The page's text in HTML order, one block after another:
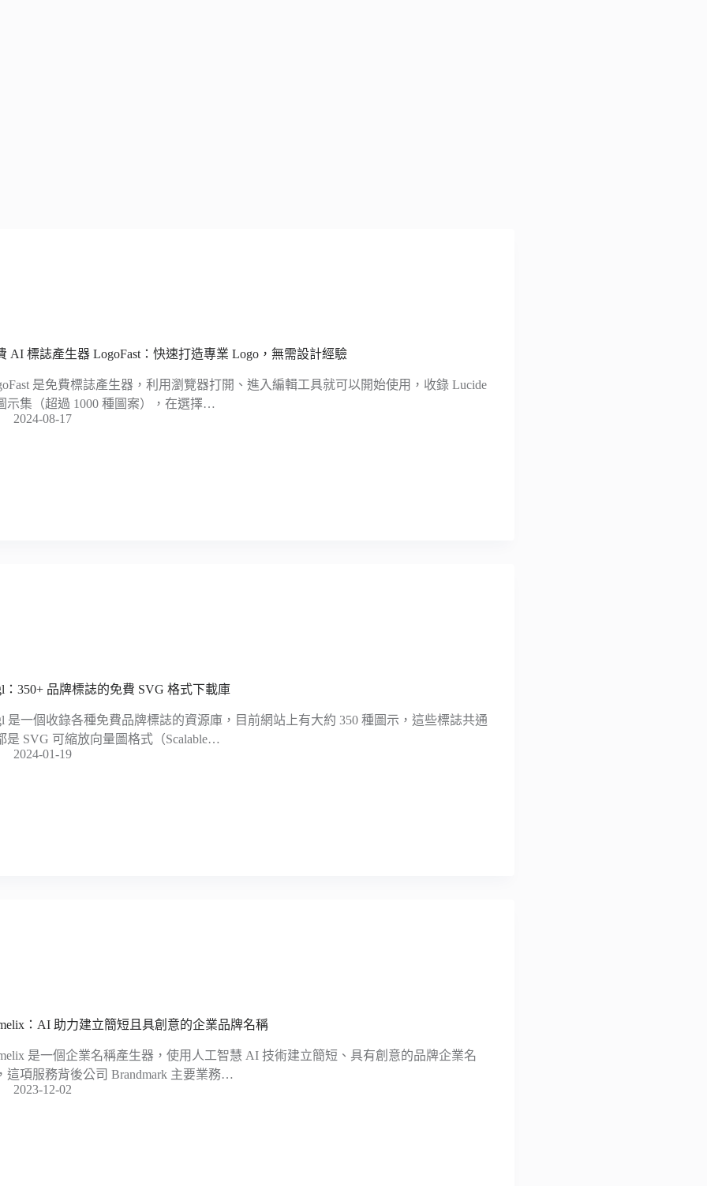
AI 標誌產生器 LogoFast：快速打造專業 Logo，無需設計經驗
是免費標誌產生器，利用瀏覽器打開、進入編輯工具就可以開始使用，收錄 Lucide
示集（超過 1000 種圖案），在選擇…
2024-08-17
：350+ 品牌標誌的免費 SVG 格式下載庫
是一個收錄各種免費品牌標誌的資源庫，目前網站上有大約 350 種圖示，這些標誌共通
是 SVG 可縮放向量圖格式（Scalable…
2024-01-19
：AI 助力建立簡短且具創意的企業品牌名稱
是一個企業名稱產生器，使用人工智慧 AI 技術建立簡短、具有創意的品牌企業名
這項服務背後公司 Brandmark 主要業務…
2023-12-02